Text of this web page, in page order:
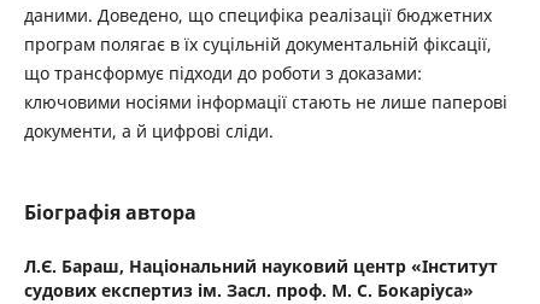
даними. Доведено, що специфіка реалізації бюджетних
програм полягає в їх суцільній документальній фіксації,
що трансформує підходи до роботи з доказами:
ключовими носіями інформації стають не лише паперові
документи, а й цифрові сліди.
Біографія автора
Л.Є. Бараш, Національний науковий центр «Інститут
судових експертиз ім. Засл. проф. М. С. Бокаріуса»